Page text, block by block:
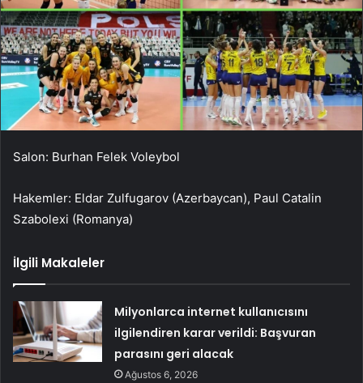
Salon: Burhan Felek Voleybol
Hakemler: Eldar Zulfugarov (Azerbaycan), Paul Catalin
Szabolexi (Romanya)
İlgili Makaleler
Milyonlarca internet kullanıcısını
ilgilendiren karar verildi: Başvuran
parasını geri alacak
Ağustos 6, 2026